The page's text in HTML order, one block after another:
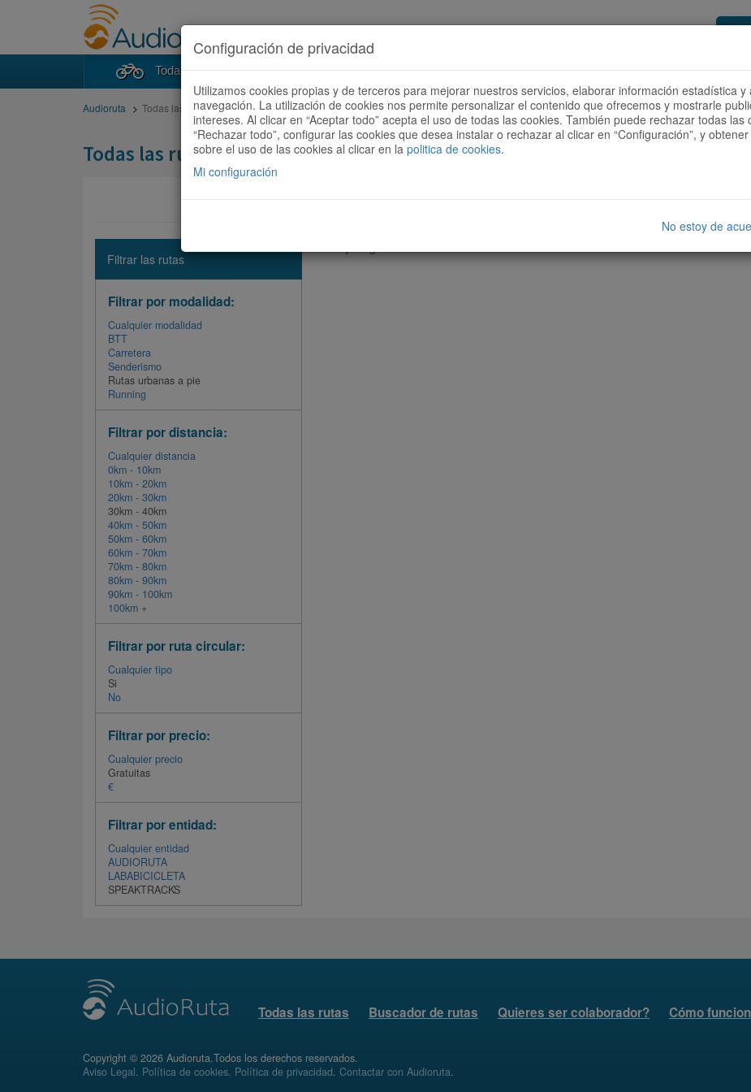
Todas las rutas Buscador de rutas Quieres ser colaborador? Cómo
Audioruta Todas las rutas
Todas las rutas
Filtrar las rutas
Filtrar por modalidad:
Cualquier modalidad
BTT
Carretera
Senderismo
Rutas urbanas a pie
Running
Filtrar por distancia:
Cualquier distancia
0km - 10km
10km - 20km
20km - 30km
30km - 40km
40km - 50km
50km - 60km
60km - 70km
70km - 80km
80km - 90km
90km - 100km
100km +
Filtrar por ruta circular:
Cualquier tipo
Si
No
Filtrar por precio:
Cualquier precio
Gratuitas
€
Filtrar por entidad:
Cualquier entidad
AUDIORUTA
LABABICICLETA
SPEAKTRACKS
Todas las rutas Buscador de rutas Quieres ser colaborador? Cómo
Copyright © 2026 Audioruta.Todos los derechos reservados.
Aviso Legal. Política de cookies. Política de privacidad. Contactar con Audioruta.
Configuración de privacidad
Utilizamos cookies propias y de terceros para mejorar nuestros servicios, elaborar información estadística
navegación. La utilización de cookies nos permite personalizar el contenido que ofrecemos y mostrarle
intereses. Al clicar en “Aceptar todo” acepta el uso de todas las cookies. También puede rechazar todas las
“Rechazar todo”, configurar las cookies que desea instalar o rechazar al clicar en “Configuración”, y
sobre el uso de las cookies al clicar en la politica de cookies.
Mi configuración
No estoy de